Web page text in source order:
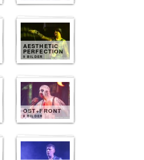
AESTHETIC
PERFECTION
9 BILDER
OST+FRONT
8 BILDER